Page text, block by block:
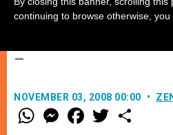
العام الجاري
–
NOVEMBER 03, 2008 00:00
W
h
M
e
F
a w
continuing to browse otherwise,